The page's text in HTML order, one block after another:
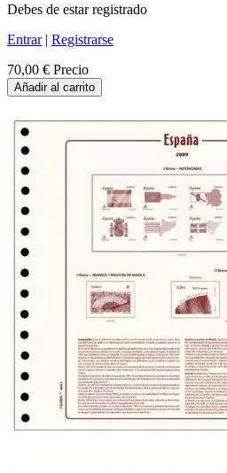
Debes de estar registrado
Entrar| Registrarse
70,00 € Precio
Añadir al carrito